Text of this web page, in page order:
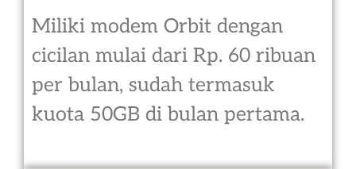
Miliki modem Orbit dengan
cicilan mulai dari Rp. 60 ribuan
per bulan, sudah termasuk
kuota 50GB di bulan pertama.